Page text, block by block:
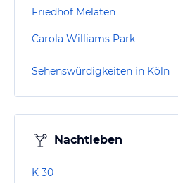
Friedhof Melaten
Carola Williams Park
Sehenswürdigkeiten in Köln
Nachtleben
K 30